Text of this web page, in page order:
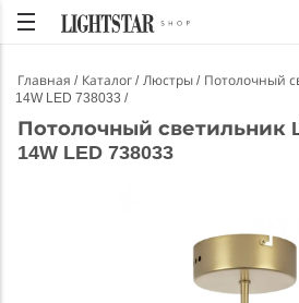
Главная Каталог Люстры
Потолочный
14W LED 738033
Потолочный светильник
14W LED 738033